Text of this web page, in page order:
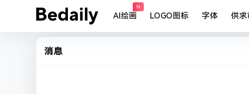
AI绘画
N
LOGO图标 字体 供求
消息